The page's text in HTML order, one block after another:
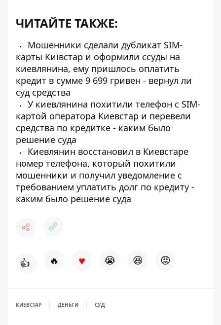
ЧИТАЙТЕ ТАКЖЕ:
Мошенники сделали дубликат SIM-
карты Київстар и оформили ссуды на
киевлянина, ему пришлось оплатить
кредит в сумме 9 699 гривен - вернул ли
суд средства
У киевлянина похитили телефон с SIM-
картой оператора Киевстар и перевели
средства по кредитке - каким было
решение суда
Киевлянин восстановил в Киевстаре
номер телефона, который похитили
мошенники и получил уведомление с
требованием уплатить долг по кредиту -
каким было решение суда
👍 🔥 ♥ 😭 😆 😡
КИЕВСТАР ДЕНЬГИ СУД